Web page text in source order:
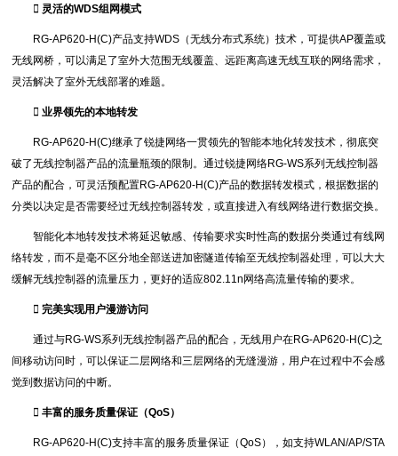
 灵活的WDS组网模式
RG-AP620-H(C)产品支持WDS（无线分布式系统）技术，可提供AP覆盖或
无线网桥，可以满足了室外大范围无线覆盖、远距离高速无线互联的网络需求，
灵活解决了室外无线部署的难题。
 业界领先的本地转发
RG-AP620-H(C)继承了锐捷网络一贯领先的智能本地化转发技术，彻底突
破了无线控制器产品的流量瓶颈的限制。通过锐捷网络RG-WS系列无线控制器
产品的配合，可灵活预配置RG-AP620-H(C)产品的数据转发模式，根据数据的
分类以决定是否需要经过无线控制器转发，或直接进入有线网络进行数据交换。
智能化本地转发技术将延迟敏感、传输要求实时性高的数据分类通过有线网
络转发，而不是毫不区分地全部送进加密隧道传输至无线控制器处理，可以大大
缓解无线控制器的流量压力，更好的适应802.11n网络高流量传输的要求。
 完美实现用户漫游访问
通过与RG-WS系列无线控制器产品的配合，无线用户在RG-AP620-H(C)之
间移动访问时，可以保证二层网络和三层网络的无缝漫游，用户在过程中不会感
觉到数据访问的中断。
 丰富的服务质量保证（QoS）
RG-AP620-H(C)支持丰富的服务质量保证（QoS），如支持WLAN/AP/STA